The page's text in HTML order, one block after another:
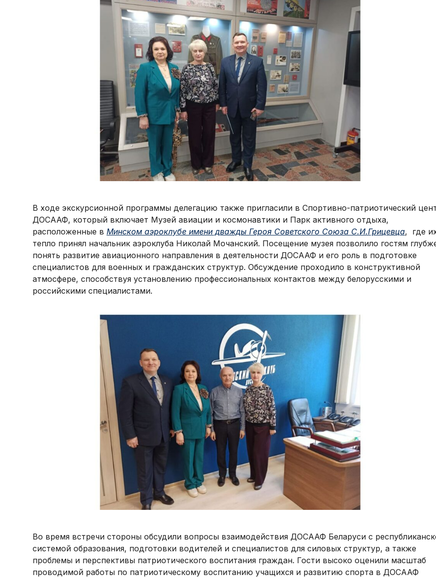
В ходе экскурсионной программы делегацию также пригласили в Спортивно-патриотический
ДОСААФ, который включает Музей авиации и космонавтики и Парк активного отдыха,
расположенные в Минском аэроклубе имени дважды Героя Советского Союза С.И.Грицевца, где
тепло принял начальник аэроклуба Николай Мочанский. Посещение музея позволило гостям
понять развитие авиационного направления в деятельности ДОСААФ и его роль в подготовке
специалистов для военных и гражданских структур. Обсуждение проходило в конструктивной
атмосфере, способствуя установлению профессиональных контактов между белорусскими и
российскими специалистами.
Во время встречи стороны обсудили вопросы взаимодействия ДОСААФ Беларуси с
системой образования, подготовки водителей и специалистов для силовых структур, а также
проблемы и перспективы патриотического воспитания граждан. Гости высоко оценили масштаб
проводимой работы по патриотическому воспитанию учащихся и развитию спорта в ДОСААФ